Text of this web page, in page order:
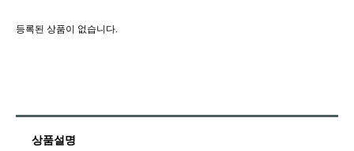
등록된 상품이 없습니다.
상품설명